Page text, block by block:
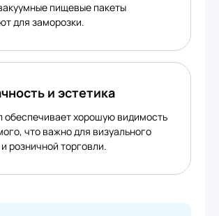
пищевые пакеты
для заморозки.
и эстетика
обеспечивает хорошую видимость
что важно для визуального
розничной торговли.